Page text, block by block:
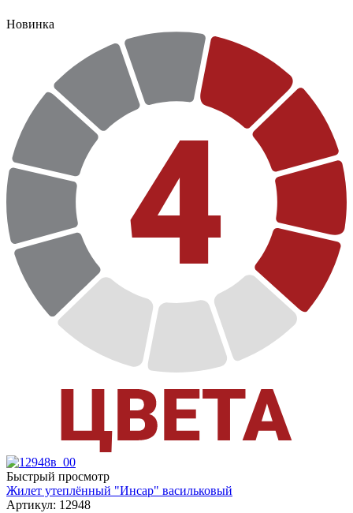
Новинка
Быстрый просмотр
Жилет утеплённый "Инсар" васильковый
Артикул: 12948